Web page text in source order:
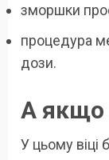
зморшки
процедура
дози.
А якщо
У цьому віці